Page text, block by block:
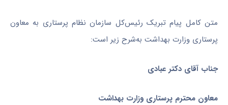
متن کامل پیام تبریک رئيس‌کل سازمان نظام پرستاری به معاون
پرستاری وزارت بهداشت به‌شرح زیر است:
جناب آقای دکتر عبادی
معاون محترم پرستاری وزارت بهداشت